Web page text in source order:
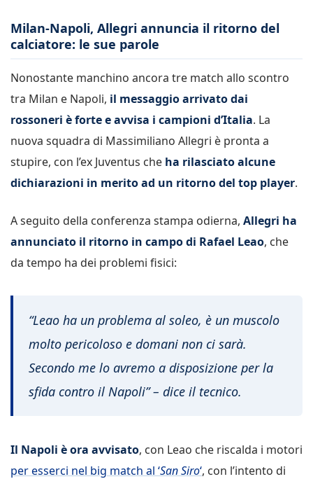
Milan-Napoli, Allegri annuncia il ritorno del
calciatore: le sue parole
Nonostante manchino ancora tre match allo scontro
tra Milan e Napoli, il messaggio arrivato dai
rossoneri è forte e avvisa i campioni d’Italia. La
nuova squadra di Massimiliano Allegri è pronta a
stupire, con l’ex Juventus che ha rilasciato alcune
dichiarazioni in merito ad un ritorno del top player.
A seguito della conferenza stampa odierna, Allegri ha
annunciato il ritorno in campo di Rafael Leao, che
da tempo ha dei problemi fisici:
“Leao ha un problema al soleo, è un muscolo
molto pericoloso e domani non ci sarà.
Secondo me lo avremo a disposizione per la
sfida contro il Napoli” – dice il tecnico.
Il Napoli è ora avvisato, con Leao che riscalda i motori
per esserci nel big match al ‘San Siro‘, con l’intento di